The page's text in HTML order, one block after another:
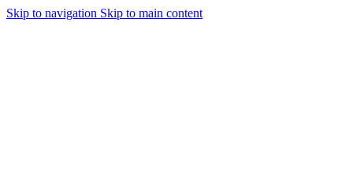
Skip to navigation Skip to main content